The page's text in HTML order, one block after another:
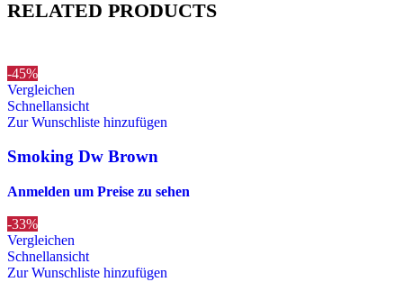
RELATED PRODUCTS
-45%
Vergleichen
Schnellansicht
Zur Wunschliste hinzufügen
Smoking Dw Brown
Anmelden um Preise zu sehen
-33%
Vergleichen
Schnellansicht
Zur Wunschliste hinzufügen